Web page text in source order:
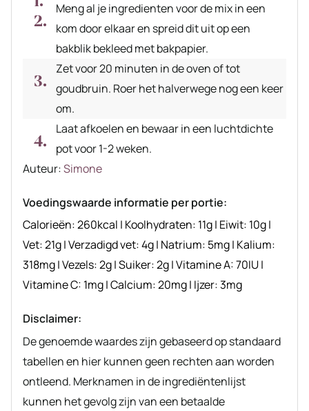
Meng al je ingredienten voor de mix in een
kom door elkaar en spreid dit uit op een
bakblik bekleed met bakpapier.
Zet voor 20 minuten in de oven of tot
goudbruin. Roer het halverwege nog een keer
om.
Laat afkoelen en bewaar in een luchtdichte
pot voor 1-2 weken.
Auteur
Auteur:Simone
Voedingswaarde informatie per portie:
Calorieën:260kcal | Koolhydraten: 11g| Eiwit: 10g|
Vet:21g|Verzadigd vet:4g| Natrium: 5mg| Kalium:
318mg|Vezels:2g|Suiker:2g|Vitamine A:70IU|
Vitamine C: 1mg|Calcium:20mg| Ijzer:3mg
Disclaimer:
De genoemde waardes zijn gebaseerd op standaard
tabellen en hier kunnen geen rechten aan worden
ontleend. Merknamen in de ingrediëntenlijst
kunnen het gevolg zijn van een betaalde